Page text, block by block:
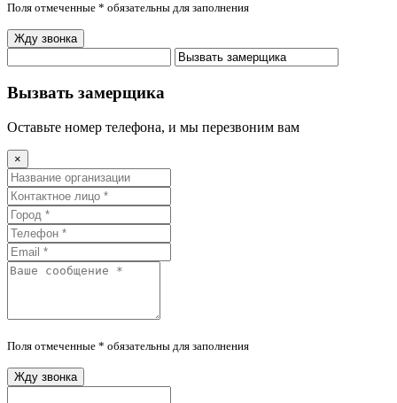
Поля отмеченные * обязательны для заполнения
Жду звонка
Вызвать замерщика
Оставьте номер телефона, и мы перезвоним вам
×
Поля отмеченные * обязательны для заполнения
Жду звонка